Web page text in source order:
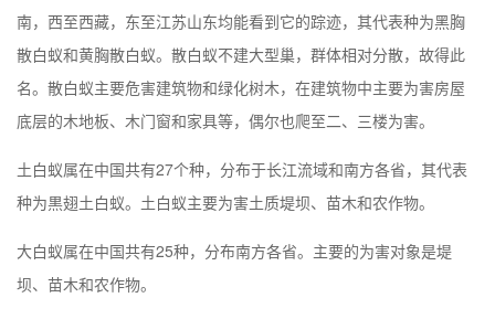
南，西至西藏，东至江苏山东均能看到它的踪迹，其代表种为黑胸
散白蚁和黄胸散白蚁。散白蚁不建大型巢，群体相对分散，故得此
名。散白蚁主要危害建筑物和绿化树木，在建筑物中主要为害房屋
底层的木地板、木门窗和家具等，偶尔也爬至二、三楼为害。
土白蚁属在中国共有27个种，分布于长江流域和南方各省，其代表
种为黒翅土白蚁。土白蚁主要为害土质堤坝、苗木和农作物。
大白蚁属在中国共有25种，分布南方各省。主要的为害对象是堤
坝、苗木和农作物。